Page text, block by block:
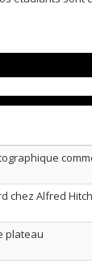
décroissant
en ordre
chez Alfred
plateau